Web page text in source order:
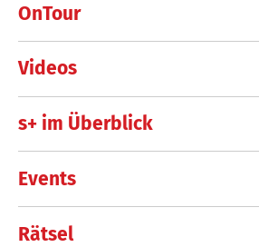
OnTour
Videos
s+ im Überblick
Events
Rätsel